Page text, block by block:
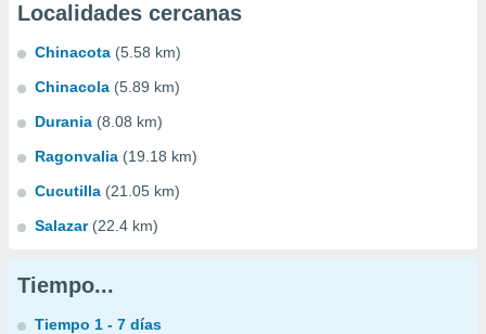
Localidades cercanas
Chinacota (5.58 km)
Chinacola (5.89 km)
Durania (8.08 km)
Ragonvalia (19.18 km)
Cucutilla (21.05 km)
Salazar (22.4 km)
Tiempo...
Tiempo 1 - 7 días